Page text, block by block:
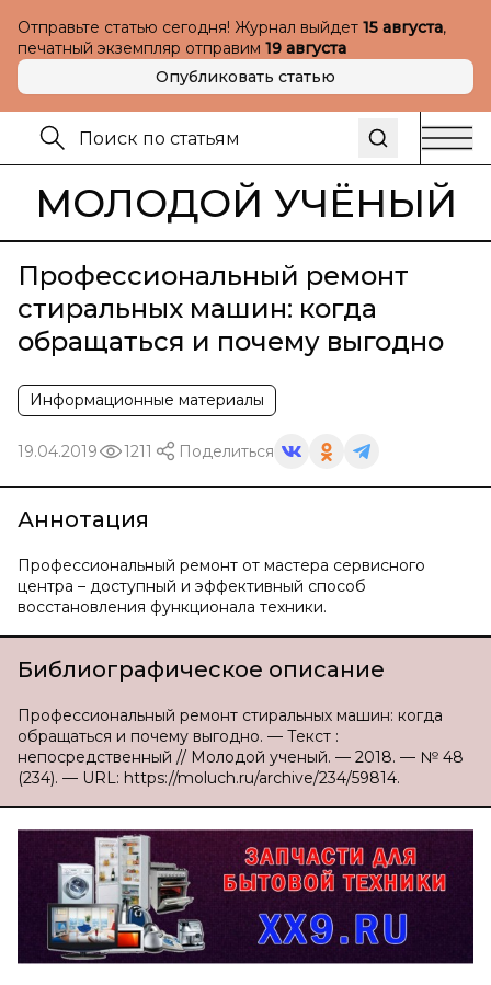
Отправьте статью сегодня! Журнал выйдет 15 августа,
печатный экземпляр отправим 19 августа
Опубликовать статью
МОЛОДОЙ УЧЁНЫЙ
Профессиональный ремонт
стиральных машин: когда
обращаться и почему выгодно
Информационные материалы
19.04.2019 1211 Поделиться
Аннотация
Профессиональный ремонт от мастера сервисного
центра – доступный и эффективный способ
восстановления функционала техники.
Библиографическое описание
Профессиональный ремонт стиральных машин: когда
обращаться и почему выгодно. — Текст :
непосредственный // Молодой ученый. — 2018. — № 48
(234). — URL: https://moluch.ru/archive/234/59814.